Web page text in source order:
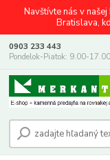
Navštívte nás v
Bratislava,
0903 233 443
Pondelok-Piatok: 9.00-